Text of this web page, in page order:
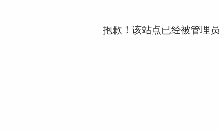
抱歉！该站点已经被管理